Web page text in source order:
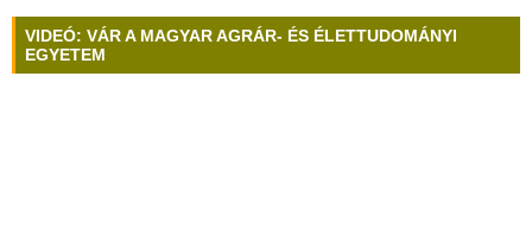
VIDEÓ: VÁR A MAGYAR AGRÁR- ÉS ÉLETTUDOMÁNYI
EGYETEM